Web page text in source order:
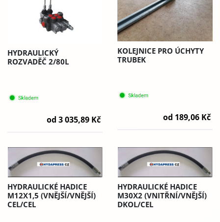
HYDRAULICKÝ
ROZVADĚČ 2/80L
od 3 035,89 Kč
KOLEJNICE PRO ÚCHYTY
TRUBEK
od 189,06 Kč
HYDRAULICKÉ HADICE
M12X1,5 (VNĚJŠÍ/VNĚJŠÍ)
CEL/CEL
HYDRAULICKÉ HADICE
M30X2 (VNITŘNÍ/VNĚJŠÍ)
DKOL/CEL